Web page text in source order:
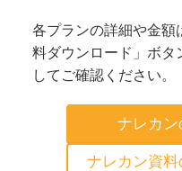
各プランの詳細や金額
料ダウンロード」ボタ
してご確認ください。
ナレカン
ナレカン資